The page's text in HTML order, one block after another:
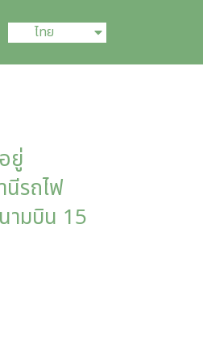
ไทย
中文 (中国)
ยู่
นีรถไฟ
ามบิน 15